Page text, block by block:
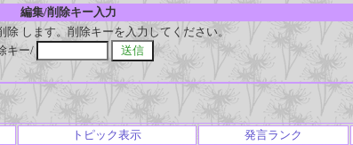
編集/削除キー入力
除 します。削除キーを入力してください。
キー/
トピック表示 発言ランク